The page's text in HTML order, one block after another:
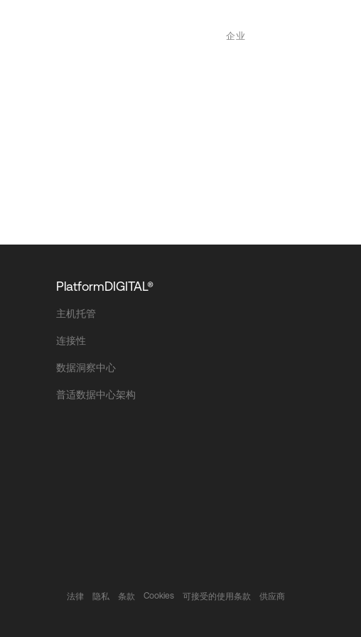
企业
PlatformDIGITAL®
主机托管
连接性
数据洞察中心
普适数据中心架构
法律 隐私 条款 Cookies 可接受的使用条款 供应商